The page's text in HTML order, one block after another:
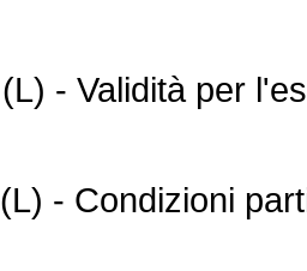
(L) - Validità per
(L) - Condizioni